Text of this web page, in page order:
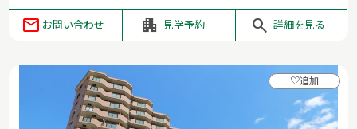
お問い合わせ 見学予約 詳細を見る
♡追加